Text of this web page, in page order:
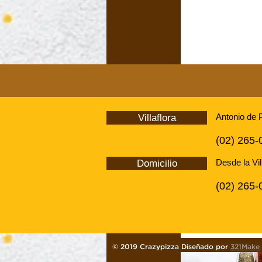
$550
Pizza Chicago
cm, 6 porciones,
jamón y peperone,
gramos, 3
pomodoro
© 2019 Crazypizza Diseñado por 321Make
Villaflora Antonio de
(02) 265-
Domicilio Desde la
(02) 265-